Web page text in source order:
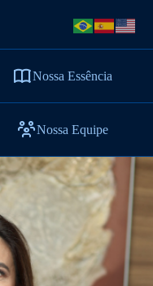
Nossa Essência
Nossa Equipe